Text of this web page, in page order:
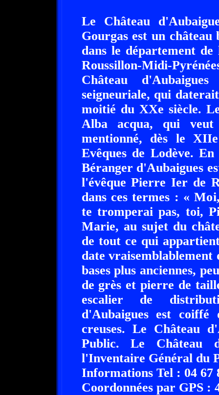
Le Château
Gourgas est un
dans le département
Roussillon-Midi-
Château
seigneuriale, qui
moitié du XXe siècle.
Alba acqua, qui
mentionné, dès le
Evêques de Lodève.
Béranger d'Aubaigues
l'évêque Pierre Ier de
dans ces termes : «
te tromperai pas, toi,
Marie, au sujet du
de tout ce qui
date vraisemblablement
bases plus anciennes,
de grès et pierre de
escalier de
d'Aubaigues est
creuses. Le Château
Public. Le Château
l'Inventaire Général du
Informations Tel : 04 67
Coordonnées par GPS :